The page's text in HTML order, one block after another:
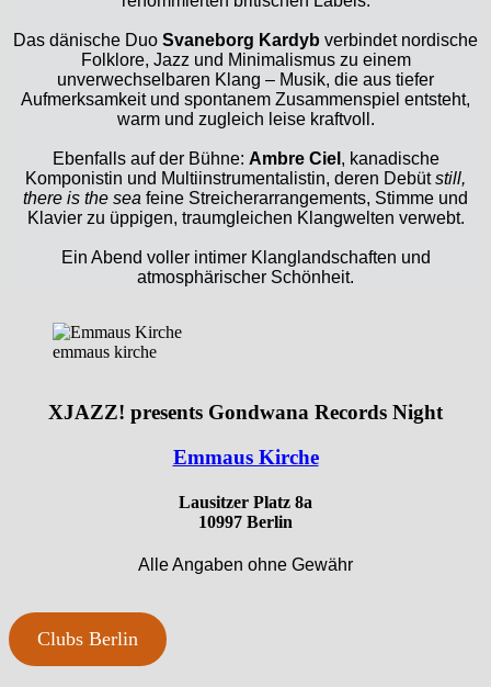
Das dänische Duo Svaneborg Kardyb verbindet nordische
Folklore, Jazz und Minimalismus zu einem
unverwechselbaren Klang – Musik, die aus tiefer
Aufmerksamkeit und spontanem Zusammenspiel entsteht,
warm und zugleich leise kraftvoll.
Ebenfalls auf der Bühne: Ambre Ciel , kanadische
Komponistin und Multiinstrumentalistin, deren Debütstill,
there is the sea feine Streicherarrangements, Stimme und
Klavier zu üppigen, traumgleichen Klangwelten verwebt.
Ein Abend voller intimer Klanglandschaften und
atmosphärischer Schönheit.
emmaus kirche
XJAZZ! presents Gondwana Records Night
Emmaus Kirche
Lausitzer Platz 8a
10997 Berlin
Alle Angaben ohne Gewähr
Clubs Berlin